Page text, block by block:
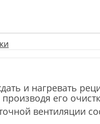
и нагревать
его
вентиляции